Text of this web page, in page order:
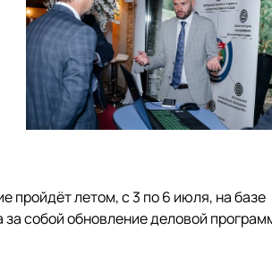
пройдёт летом, с 3 по 6 июля, на базе
собой обновление деловой